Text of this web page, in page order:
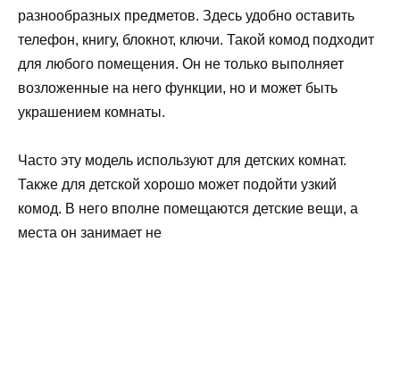
разнообразных предметов. Здесь удобно оставить
телефон, книгу, блокнот, ключи. Такой комод подходит
для любого помещения. Он не только выполняет
возложенные на него функции, но и может быть
украшением комнаты.
Часто эту модель используют для детских комнат.
Также для детской хорошо может подойти узкий
комод. В него вполне помещаются детские вещи, а
места он занимает не